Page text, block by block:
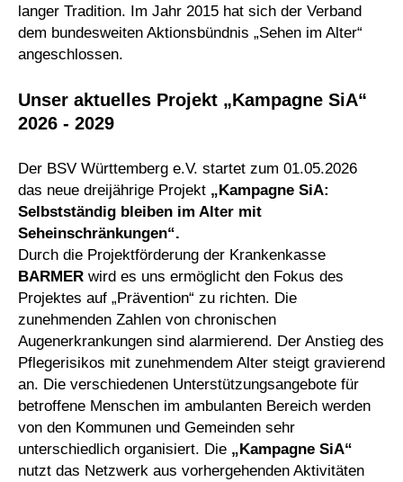
langer Tradition. Im Jahr 2015 hat sich der Verband
dem bundesweiten Aktionsbündnis „Sehen im Alter“
angeschlossen.
Unser aktuelles Projekt „Kampagne SiA“
2026 - 2029
Der BSV Württemberg e.V. startet zum 01.05.2026
das neue dreijährige Projekt „Kampagne SiA:
Selbstständig bleiben im Alter mit
Seheinschränkungen“.
Durch die Projektförderung der Krankenkasse
BARMER wird es uns ermöglicht den Fokus des
Projektes auf „Prävention“ zu richten. Die
zunehmenden Zahlen von chronischen
Augenerkrankungen sind alarmierend. Der Anstieg des
Pflegerisikos mit zunehmendem Alter steigt gravierend
an. Die verschiedenen Unterstützungsangebote für
betroffene Menschen im ambulanten Bereich werden
von den Kommunen und Gemeinden sehr
unterschiedlich organisiert. Die „Kampagne SiA“
nutzt das Netzwerk aus vorhergehenden Aktivitäten